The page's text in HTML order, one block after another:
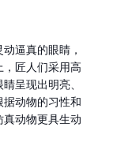
逼真的眼睛，
匠人们采用高
呈现出明亮、
动物的习性和
动物更具生动